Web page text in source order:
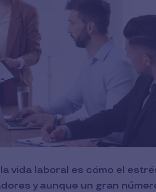
vida laboral es cómo el
y aunque un gran